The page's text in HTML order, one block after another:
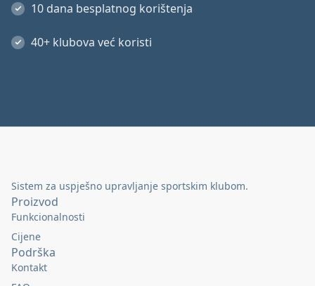
10 dana besplatnog korištenja
40+ klubova već koristi
Sistem za uspješno upravljanje sportskim klubom.
Proizvod
Funkcionalnosti
Cijene
Podrška
Kontakt